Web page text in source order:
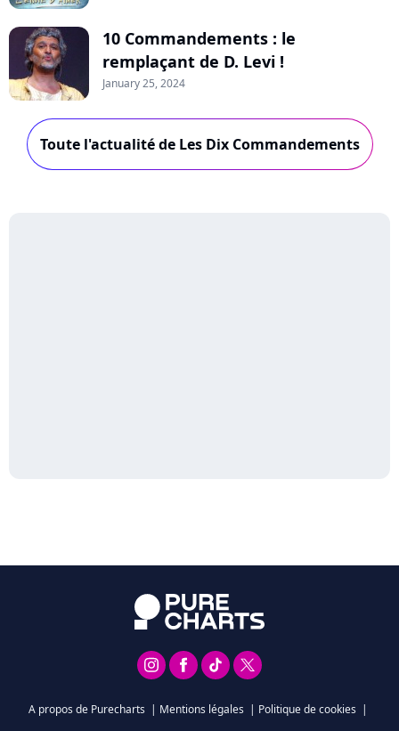
10 Commandements : le
remplaçant de D. Levi !
January 25, 2024
Toute l'actualité de Les Dix Commandements
A propos de Purecharts | Mentions légales | Politique de cookies |